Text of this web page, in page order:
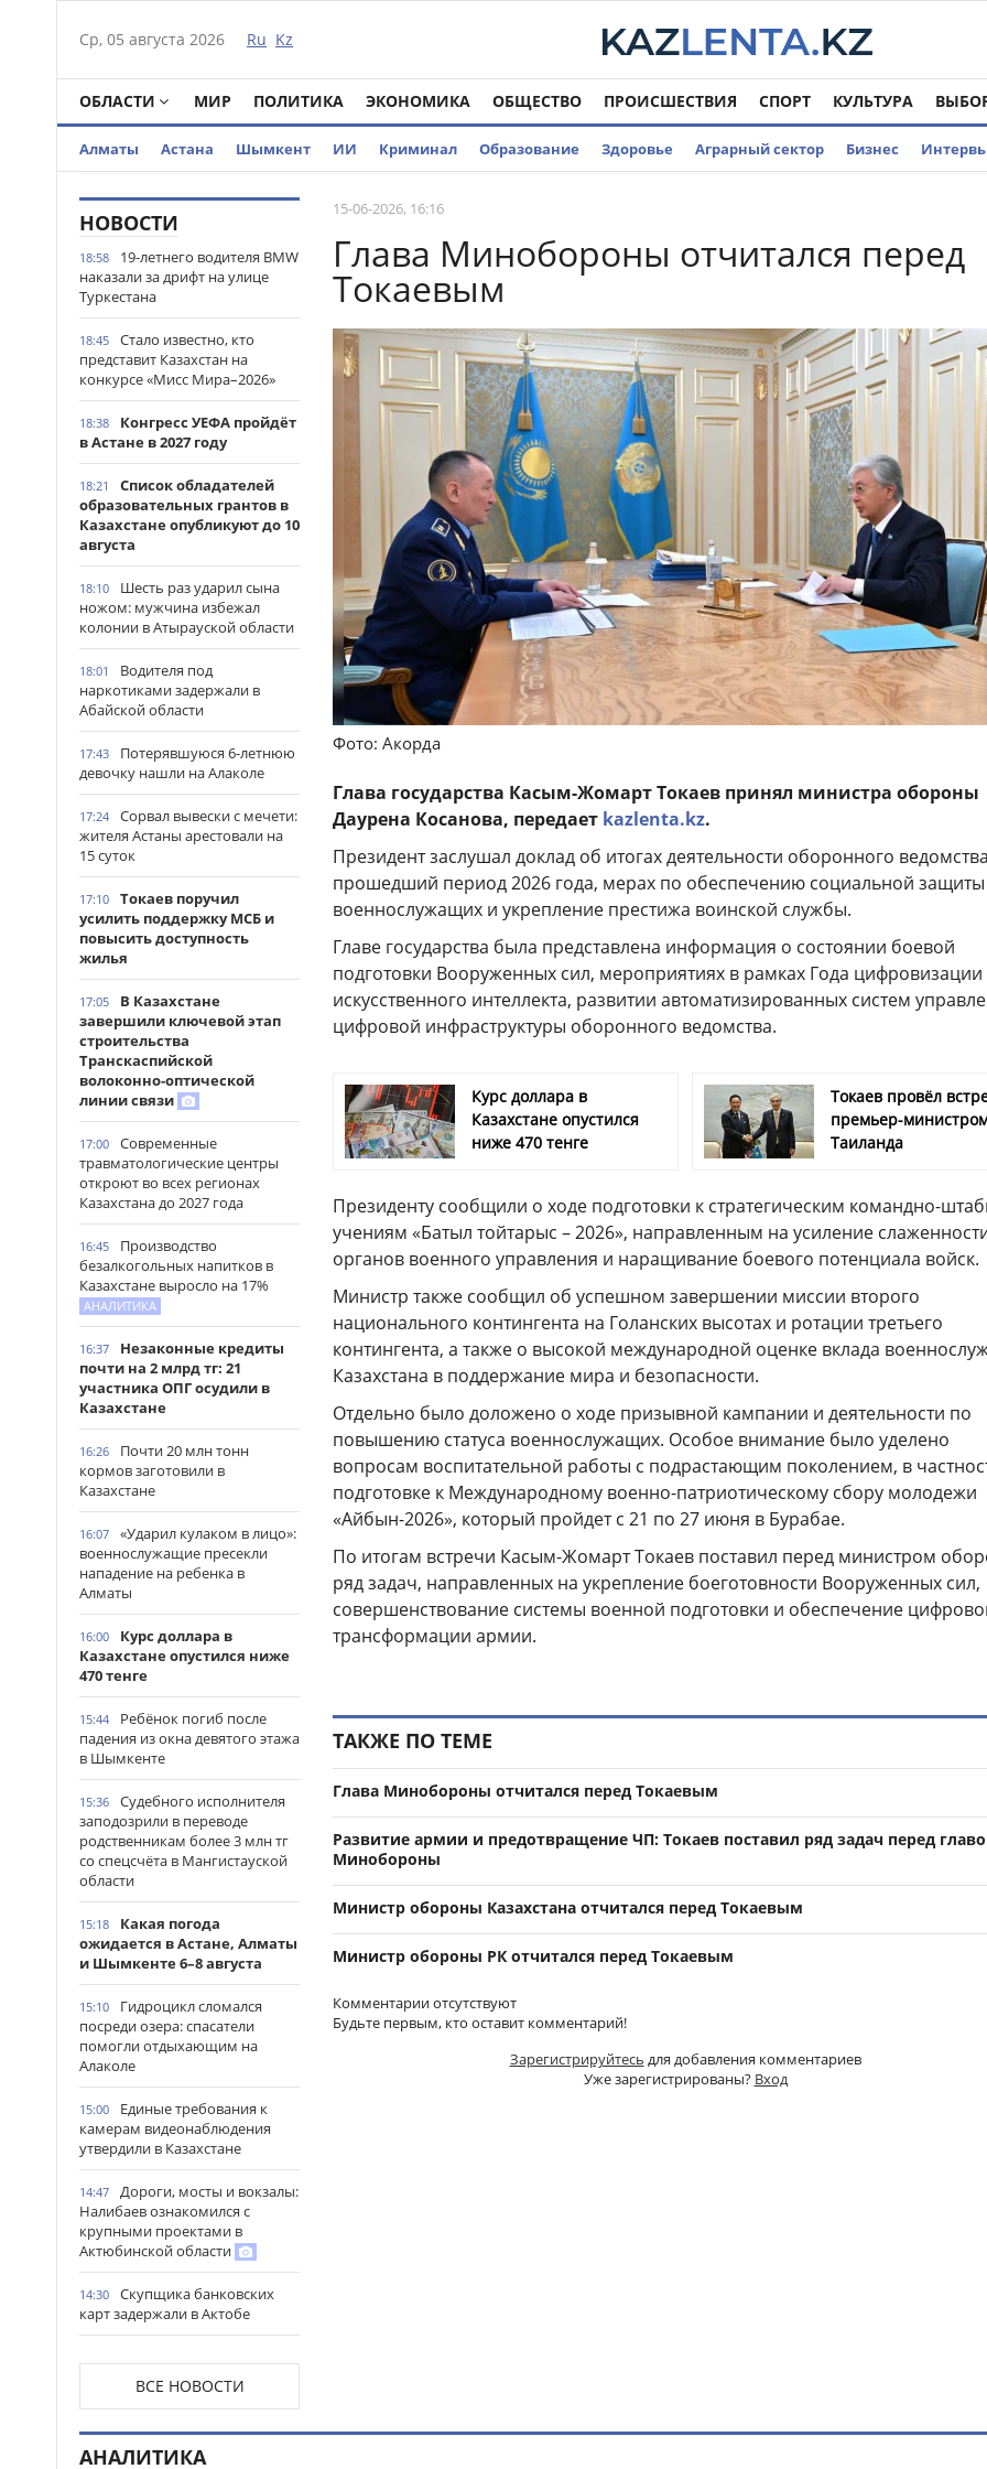
Ср, 05 августа 2026 Ru Kz
ОБЛАСТИ МИР ПОЛИТИКА ЭКОНОМИКА ОБЩЕСТВО ПРОИСШЕСТВИЯ СПОРТ КУЛЬТУРА
Алматы Астана Шымкент ИИ Криминал Образование Здоровье Аграрный сектор Бизнес
НОВОСТИ
18:58
19-летнего водителя BMW
наказали за дрифт на улице
Туркестана
18:45
Стало известно, кто
представит Казахстан на
конкурсе «Мисс Мира–2026»
18:38
Конгресс УЕФА пройдёт
в Астане в 2027 году
18:21
Список обладателей
образовательных грантов в
Казахстане опубликуют до 10
августа
18:10
Шесть раз ударил сына
ножом: мужчина избежал
колонии в Атырауской области
18:01
Водителя под
наркотиками задержали в
Абайской области
17:43
Потерявшуюся 6-летнюю
девочку нашли на Алаколе
17:24
Сорвал вывески с мечети:
жителя Астаны арестовали на
15 суток
17:10
Токаев поручил
усилить поддержку МСБ и
повысить доступность
жилья
17:05
В Казахстане
завершили ключевой этап
строительства
Транскаспийской
волоконно-оптической
линии связи
17:00
Современные
травматологические центры
откроют во всех регионах
Казахстана до 2027 года
16:45
Производство
безалкогольных напитков в
Казахстане выросло на 17%
АНАЛИТИКА
16:37
Незаконные кредиты
почти на 2 млрд тг: 21
участника ОПГ осудили в
Казахстане
16:26
Почти 20 млн тонн
кормов заготовили в
Казахстане
16:07
«Ударил кулаком в лицо»:
военнослужащие пресекли
нападение на ребенка в
Алматы
16:00
Курс доллара в
Казахстане опустился ниже
470 тенге
15:44
Ребёнок погиб после
падения из окна девятого этажа
в Шымкенте
15:36
Судебного исполнителя
заподозрили в переводе
родственникам более 3 млн тг
со спецсчёта в Мангистауской
области
15:18
Какая погода
ожидается в Астане, Алматы
и Шымкенте 6–8 августа
15:10
Гидроцикл сломался
посреди озера: спасатели
помогли отдыхающим на
Алаколе
15:00
Единые требования к
камерам видеонаблюдения
утвердили в Казахстане
14:47
Дороги, мосты и вокзалы:
Налибаев ознакомился с
крупными проектами в
Актюбинской области
14:30
Скупщика банковских
карт задержали в Актобе
масштабный республиканский
проект «Читающая нация»
14:14
Иностранных подростков
спасли в горах Алматинской
ВСЕ НОВОСТИ
15-06-2026, 16:16
Глава Минобороны отчитался перед
Токаевым
Фото: Акорда
Глава государства Касым-Жомарт Токаев принял министра обороны
Даурена Косанова, передает kazlenta.kz.
Президент заслушал доклад об итогах деятельности оборонного
прошедший период 2026 года, мерах по обеспечению социальной защиты
военнослужащих и укрепление престижа воинской службы.
Главе государства была представлена информация о состоянии боевой
подготовки Вооруженных сил, мероприятиях в рамках Года цифровизации
искусственного интеллекта, развитии автоматизированных систем
цифровой инфраструктуры оборонного ведомства.
Курс доллара в
Казахстане опустился
ниже 470 тенге
Токаев провёл
премьер-
Таиланда
Президенту сообщили о ходе подготовки к стратегическим командно-
учениям «Батыл тойтарыс – 2026», направленным на усиление
органов военного управления и наращивание боевого потенциала войск.
Министр также сообщил об успешном завершении миссии второго
национального контингента на Голанских высотах и ротации третьего
контингента, а также о высокой международной оценке вклада
Казахстана в поддержание мира и безопасности.
Отдельно было доложено о ходе призывной кампании и деятельности по
повышению статуса военнослужащих. Особое внимание было уделено
вопросам воспитательной работы с подрастающим поколением, в
подготовке к Международному военно-патриотическому сбору молодежи
«Айбын-2026», который пройдет с 21 по 27 июня в Бурабае.
По итогам встречи Касым-Жомарт Токаев поставил перед министром
ряд задач, направленных на укрепление боеготовности Вооруженных сил,
совершенствование системы военной подготовки и обеспечение
трансформации армии.
ТАКЖЕ ПО ТЕМЕ
Глава Минобороны отчитался перед Токаевым
Развитие армии и предотвращение ЧП: Токаев поставил ряд задач перед
Минобороны
Министр обороны Казахстана отчитался перед Токаевым
Министр обороны РК отчитался перед Токаевым
Комментарии отсутствуют
Будьте первым, кто оставит комментарий!
Зарегистрируйтесь для добавления комментариев
Уже зарегистрированы? Вход
АНАЛИТИКА